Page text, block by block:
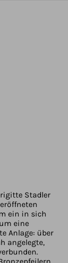
Stadler
ein in sich
eine
Anlage: über
angelegte,